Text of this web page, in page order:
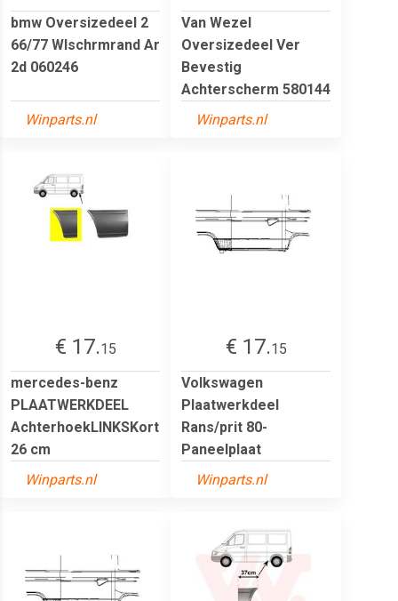
bmw Oversizedeel 2
66/77 Wlschrmrand Ar
2d 060246
Winparts.nl
Van Wezel
Oversizedeel Ver
Bevestig
Achterscherm 580144
Winparts.nl
€ 17.15
mercedes-benz
PLAATWERKDEEL
AchterhoekLINKSKort
26 cm
Winparts.nl
€ 17.15
Volkswagen
Plaatwerkdeel
Rans/prit 80-
Paneelplaat
Winparts.nl